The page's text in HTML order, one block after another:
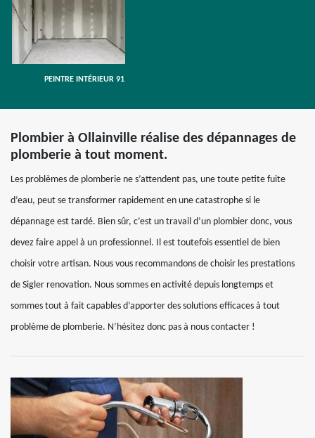
PEINTRE INTÉRIEUR 91
Plombier à Ollainville réalise des dépannages de
plomberie à tout moment.
Les problèmes de plomberie ne s’attendent pas, une toute petite fuite
d’eau, peut se transformer rapidement en une catastrophe si le
dépannage est tardé. Bien sûr, c’est un travail d’un plombier donc, vous
devez faire appel à un professionnel. Il est toutefois essentiel de bien
choisir votre artisan. Nous vous recommandons de choisir les prestations
de Sigler renovation. Nous sommes en activité depuis longtemps et
sommes tout à fait capables d’apporter des solutions efficaces à tout
problème de plomberie. N’hésitez donc pas à nous contacter !